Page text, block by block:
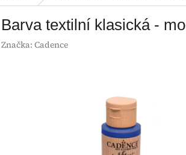
Barva textilní klasická -
Značka: Cadence